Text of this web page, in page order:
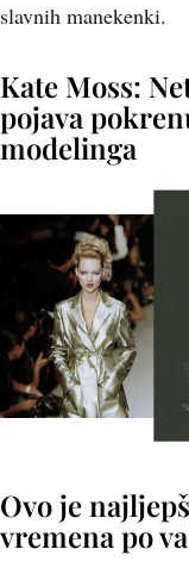
slavnih manekenki.
Kate Moss:
pojava
modelinga
Ovo je
vremena po